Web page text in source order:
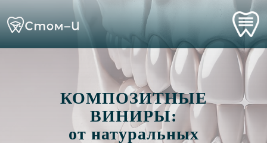
КОМПОЗИТНЫЕ
ВИНИРЫ:
от натуральных